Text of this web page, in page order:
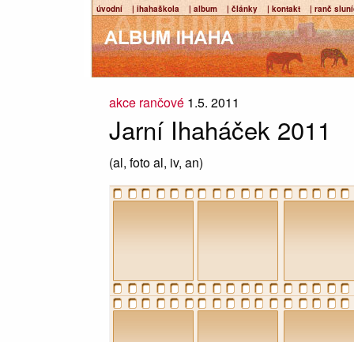
úvodní | ihahaškola | album | články | kontakt | ranč
akce rančové 1.5. 2011
Jarní Ihaháček 2011
(al, foto al, iv, an)